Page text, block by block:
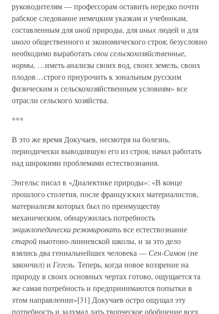
руководителям — профессорам оставить нередко почти
рабское следование немецким указкам и учебникам,
составленным дляинойприроды, дляиныхлюдей и для
иногообщественного и экономического строя; безусловно
необходимо выработатьсвои сельскохозяйственные,
нормы, …иметь анализы своих вод, своих земель, своих
плодов…строго приурочить к зональным русским
физическим и сельскохозяйственным условиям» все
отрасли сельского хозяйства.
***
В это же время Докучаев, несмотря на болезнь,
периодически выводившую его из строя, начал работать
над широкими проблемами естествознания.
Энгельс писал в «Диалектике природы»: «В конце
прошлого столетия, после французских материалистов,
материализм которых был по преимуществу
механическим, обнаружилась потребность
энциклопедически резюмироватьвсе естествознание
старойньютоно-линневской школы, и за это дело
взялись два гениальнейших человека — Сен-Симон(не
закончил) и Гегель. Теперь, когда новое воззрение на
природу в своих основных чертах готово, ощущается та
же самая потребность и предпринимаются попытки в
этом направлении»[31] Докучаев остро ощущал эту
потребность и задумал дать творческое обобщение всех